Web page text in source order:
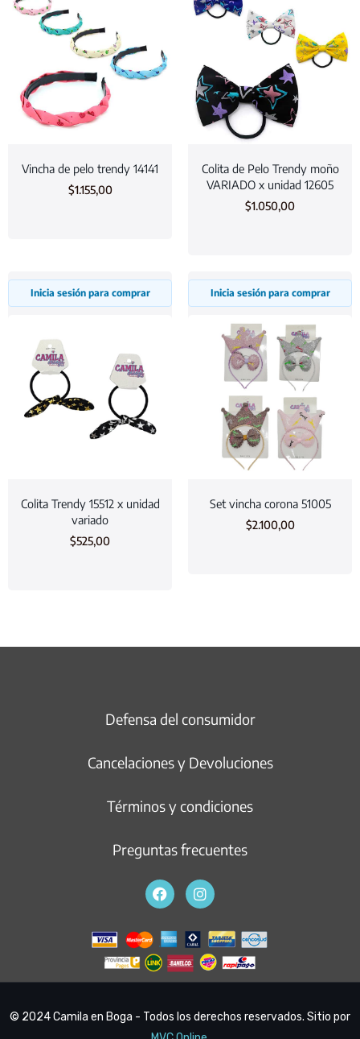
Vincha de pelo trendy 14141
$1.155,00
Colita de Pelo Trendy moño
VARIADO x unidad 12605
$1.050,00
Inicia sesión para comprar
Colita Trendy 15512 x unidad
variado
$525,00
Inicia sesión para comprar
Set vincha corona 51005
$2.100,00
Defensa del consumidor
Cancelaciones y Devoluciones
Términos y condiciones
Preguntas frecuentes
© 2024 Camila en Boga - Todos los derechos reservados. Sitio por